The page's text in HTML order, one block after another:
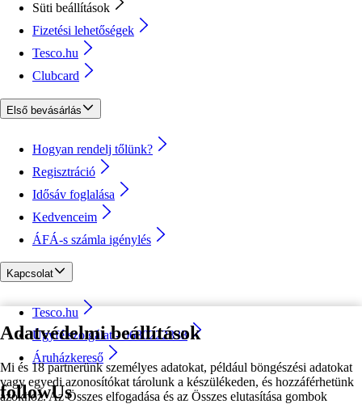
Adatvédelmi beállítások
Mi és 18 partnerünk személyes adatokat, például böngészési adatokat
vagy egyedi azonosítókat tárolunk a készülékeden, és hozzáférhetünk
azokhoz. Az Összes elfogadása és az Összes elutasítása gombok
Süti beállítások
Fizetési lehetőségek
Tesco.hu
Clubcard
Első bevásárlás
Hogyan rendelj tőlünk?
Regisztráció
Idősáv foglalása
Kedvenceim
ÁFÁ-s számla igénylés
Kapcsolat
Tesco.hu
Ügyfélszolgálat - 0680222333
Áruházkereső
followUs